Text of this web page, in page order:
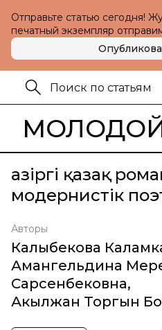
Отправьте статью сегодня!
печатный экземпляр
Қазіргі қазақ
модернистік
Авторы
Калыбекова
Амангельдина
Сарсенбековна,
Акылжан Торгын